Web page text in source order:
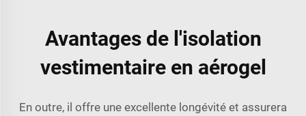
Avantages de l'isolation
vestimentaire en aérogel
En outre, il offre une excellente longévité et assurera